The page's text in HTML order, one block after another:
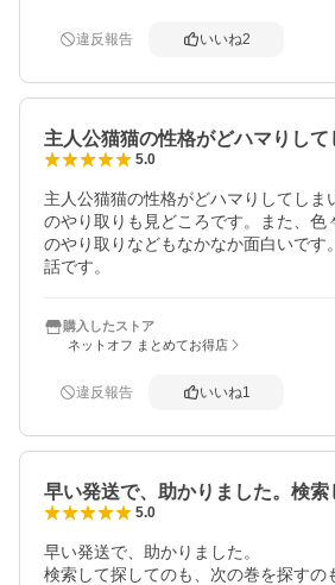
違反報告 いいね2
主人公猫猫の性格がどハマりし
5.0
主人公猫猫の性格がどハマりしてしま
のやり取りも見どころです。また、色
のやり取りなどもなかなか面白いです
話です。
購入したストア
ネットオフ まとめてお得店
違反報告 いいね1
早い発送で、助かりました。検
5.0
早い発送で、助かりました。
検索して探してのも、次の巻を探すの